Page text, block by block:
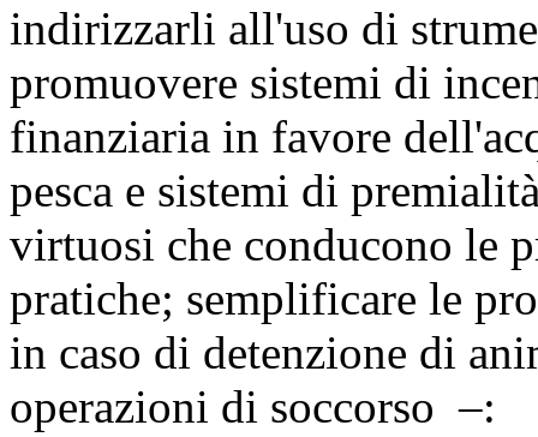
indirizzarli all'uso di
promuovere sistemi di
finanziaria in favore
pesca e sistemi di
virtuosi che conducono le
pratiche; semplificare le
in caso di detenzione di
operazioni di soccorso –: